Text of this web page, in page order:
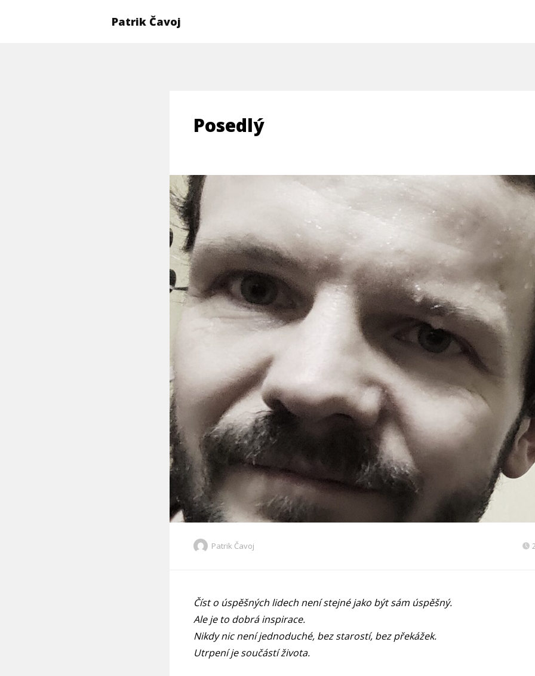
Patrik Čavoj
Posedlý
Patrik Čavoj
Číst o úspěšných lidech není stejné jako být sám úspěšný.
Ale je to dobrá inspirace.
Nikdy nic není jednoduché, bez starostí, bez překážek.
Utrpení je součástí života.